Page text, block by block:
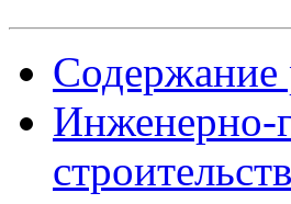
Содержание
Инженерно-